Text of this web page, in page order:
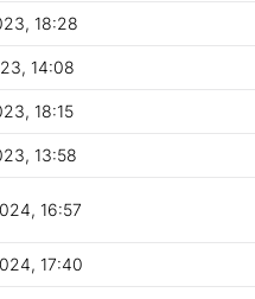
18:28
14:08
18:15
13:58
16:57
17:40